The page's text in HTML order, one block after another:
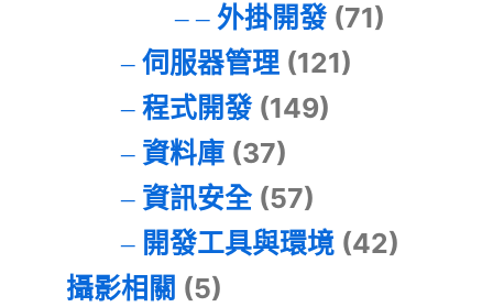
外掛開發(71)
伺服器管理(121)
程式開發(149)
資料庫(37)
資訊安全(57)
開發工具與環境(42)
攝影相關 (5)